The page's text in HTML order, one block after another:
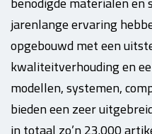
jarenlange ervaring
opgebouwd met een
kwaliteitverhouding en
modellen, systemen,
bieden een zeer